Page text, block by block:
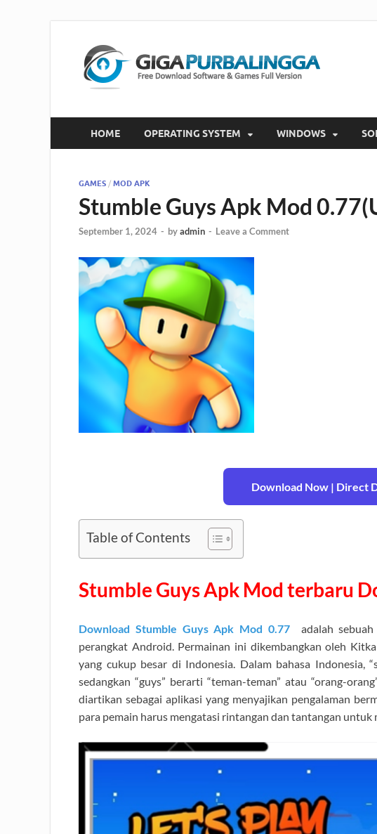
HOME OPERATING SYSTEM WINDOWS
GAMES / MOD APK
Stumble Guys Apk Mod
September 1, 2024 - byadmin - Leave a Comment
Download Now | Direct
Table of Contents
Stumble Guys Apk Mod terbaru
Download Stumble Guys Apk Mod 0.77 adalah
perangkat Android. Permainan ini dikembangkan oleh
yang cukup besar di Indonesia. Dalam bahasa Indonesia,
sedangkan “guys” berarti “teman-teman” atau “orang-
diartikan sebagai aplikasi yang menyajikan pengalaman
para pemain harus mengatasi rintangan dan tantangan untuk